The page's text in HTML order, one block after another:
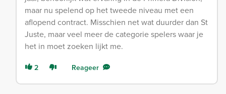
maar nu spelend op het tweede niveau met een
aflopend contract. Misschien net wat duurder dan St
Juste, maar veel meer de categorie spelers waar je
het in moet zoeken lijkt me.
2 Reageer